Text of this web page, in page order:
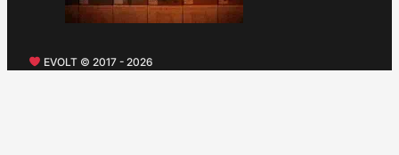
EVOLT © 2017 - 2026